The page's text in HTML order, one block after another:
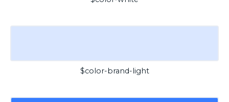
$color-brand-light